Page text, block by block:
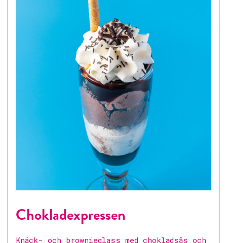
Chokladexpressen
Knäck- och brownieglass med chokladsås och